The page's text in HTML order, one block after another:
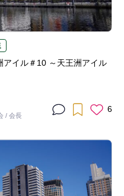
イル＃10 ～天王洲アイル
/ 会長
6